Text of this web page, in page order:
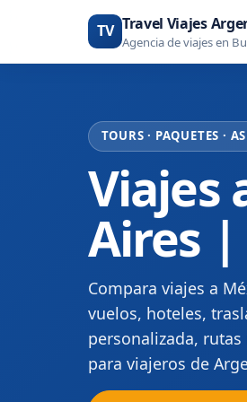
TV Travel Viajes
Agencia de viajes en
TOURS · PAQUETES ·
Viajes
Aires |
Compara viajes a
vuelos, hoteles,
personalizada,
para viajeros de